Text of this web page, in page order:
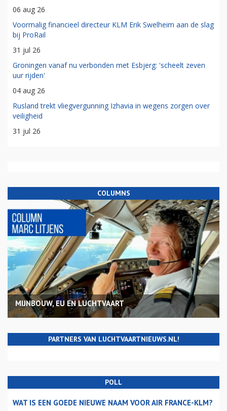
06 aug 26
Voormalig financieel directeur KLM Erik Swelheim aan de slag
bij ProRail
31 jul 26
Groningen vanaf nu verbonden met Esbjerg: 'scheelt zeven
uur rijden'
04 aug 26
Rusland trekt vliegvergunning Izhavia in wegens zorgen over
veiligheid
31 jul 26
COLUMNS
MIJNBOUW, EU EN LUCHTVAART
PARTNERS VAN LUCHTVAARTNIEUWS.NL!
POLL
WAT IS EEN GOEDE NIEUWE NAAM VOOR AIR FRANCE-KLM?